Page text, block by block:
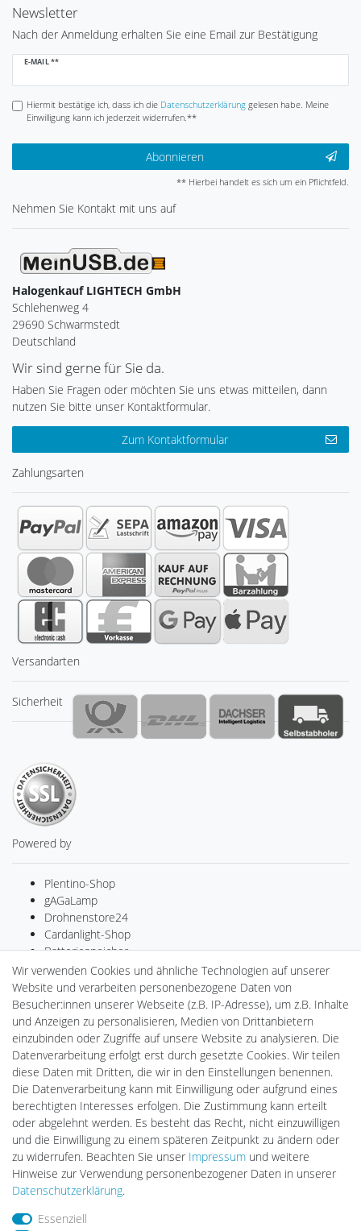
Newsletter
Nach der Anmeldung erhalten Sie eine Email zur Bestätigung
E-MAIL **
Newsletter
Hiermit bestätige ich, dass ich die Daten­schutz­erklärunggelesen habe. Meine
Einwilligung kann ich jederzeit widerrufen.**
Abonnieren
** Hierbei handelt es sich um ein Pflichtfeld.
Nehmen Sie Kontakt mit uns auf
Halogenkauf LIGHTECH GmbH
Schlehenweg 4
29690 Schwarmstedt
Deutschland
Wir sind gerne für Sie da.
Haben Sie Fragen oder möchten Sie uns etwas mitteilen, dann
nutzen Sie bitte unser Kontaktformular.
Zum Kontaktformular
Zahlungsarten
Versandarten
Sicherheit
Powered by
Plentino-Shop
gAGaLamp
Drohnenstore24
Cardanlight-Shop
Batteriespeicher
PlentiSolar
Gebrauchtlicht
Ledkauf
DEYESOLAR
Lightech Connect
CardanLight Europe
FORTIMO LEDs
LED-RETROSHOP
Wallbox24
Impressum Daten­schutz­erklärung AGB
Wir verwenden Cookies und ähnliche Technologien auf unserer
Website und verarbeiten personenbezogene Daten von
Besucher:innen unserer Webseite (z.B. IP-Adresse), um z.B. Inhalte
und Anzeigen zu personalisieren, Medien von Drittanbietern
einzubinden oder Zugriffe auf unsere Website zu analysieren. Die
Datenverarbeitung erfolgt erst durch gesetzte Cookies. Wir teilen
diese Daten mit Dritten, die wir in den Einstellungen benennen.
Die Datenverarbeitung kann mit Einwilligung oder aufgrund eines
berechtigten Interesses erfolgen. Die Zustimmung kann erteilt
oder abgelehnt werden. Es besteht das Recht, nicht einzuwilligen
und die Einwilligung zu einem späteren Zeitpunkt zu ändern oder
zu widerrufen. Beachten Sie unser Impressum und weitere
Hinweise zur Verwendung personenbezogener Daten in unserer
Daten­schutz­erklärung.
Essenziell